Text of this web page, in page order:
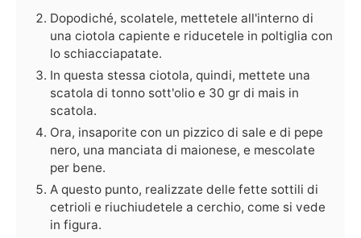
Dopodiché, scolatele, mettetele all'interno di
una ciotola capiente e riducetele in poltiglia con
lo schiacciapatate.
In questa stessa ciotola, quindi, mettete una
scatola di tonno sott'olio e 30 gr di mais in
scatola.
Ora, insaporite con un pizzico di sale e di pepe
nero, una manciata di maionese, e mescolate
per bene.
A questo punto, realizzate delle fette sottili di
cetrioli e riuchiudetele a cerchio, come si vede
in figura.